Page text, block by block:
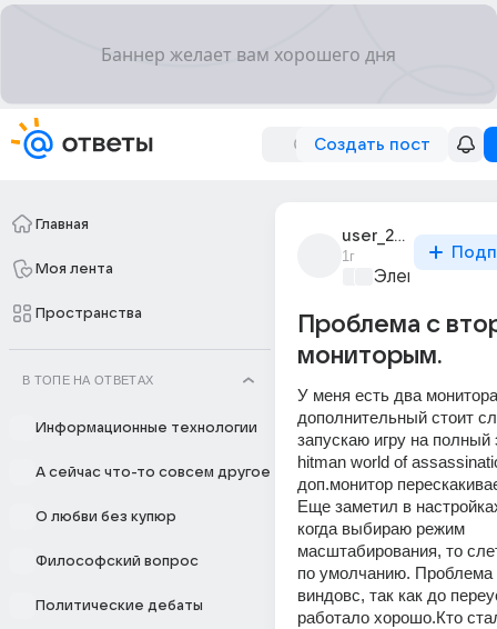
Создать пост
Главная
Моя лента
Пространства
В ТОПЕ НА ОТВЕТАХ
Информационные технологии
А сейчас что-то совсем другое
О любви без купюр
Философский вопрос
Политические дебаты
user_272796356
1г
Электроника
Проблема с
мониторым.
У меня есть два
дополнительный стоит
запускаю игру на полный
hitman world of
доп.монитор
Еще заметил в
когда выбираю режим
масштабирования, то
по умолчанию. Проблема
виндовс, так как до
работало хорошо.Кто